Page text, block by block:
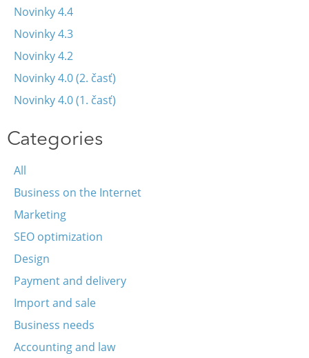
Novinky 4.4
Novinky 4.3
Novinky 4.2
Novinky 4.0 (2. časť)
Novinky 4.0 (1. časť)
Categories
All
Business on the Internet
Marketing
SEO optimization
Design
Payment and delivery
Import and sale
Business needs
Accounting and law